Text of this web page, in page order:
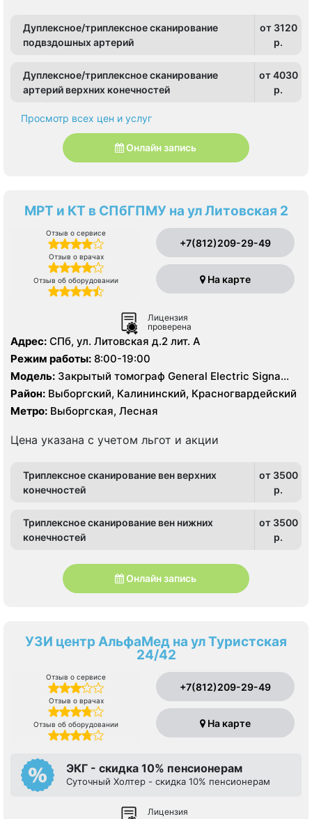
Дуплексное/триплексное сканирование
подвздошных артерий
от 3120
p.
Дуплексное/триплексное сканирование
артерий верхних конечностей
от 4030
p.
Просмотр всех цен и услуг
Онлайн запись
МРТ и КТ в СПбГПМУ на ул Литовская 2
Отзыв о сервисе
Отзыв о врачах
Отзыв об оборудовании
+7(812)209-29-49
На карте
Лицензия
проверена
Адрес: СПб, ул. Литовская д.2 лит. А
Режим работы: 8:00-19:00
Модель: Закрытый томограф General Electric Signa
HDx 1.5 Тесла, Philips Ingenia 1.5 Тесла, КТ Philips
Ingenuity 128 срезов, УЗИ
Район: Выборгский, Калининский, Красногвардейский
Метро: Выборгская, Лесная
Цена указана с учетом льгот и акции
Триплексное сканирование вен верхних
конечностей
от 3500
p.
Триплексное сканирование вен нижних
конечностей
от 3500
p.
Онлайн запись
УЗИ центр АльфаМед на ул Туристcкая
24/42
Отзыв о сервисе
Отзыв о врачах
Отзыв об оборудовании
+7(812)209-29-49
На карте
ЭКГ - скидка 10% пенсионерам
Суточный Холтер - скидка 10% пенсионерам
Лицензия